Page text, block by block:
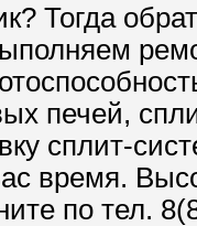
Тогда
печей,
сплит-
время.
по тел.